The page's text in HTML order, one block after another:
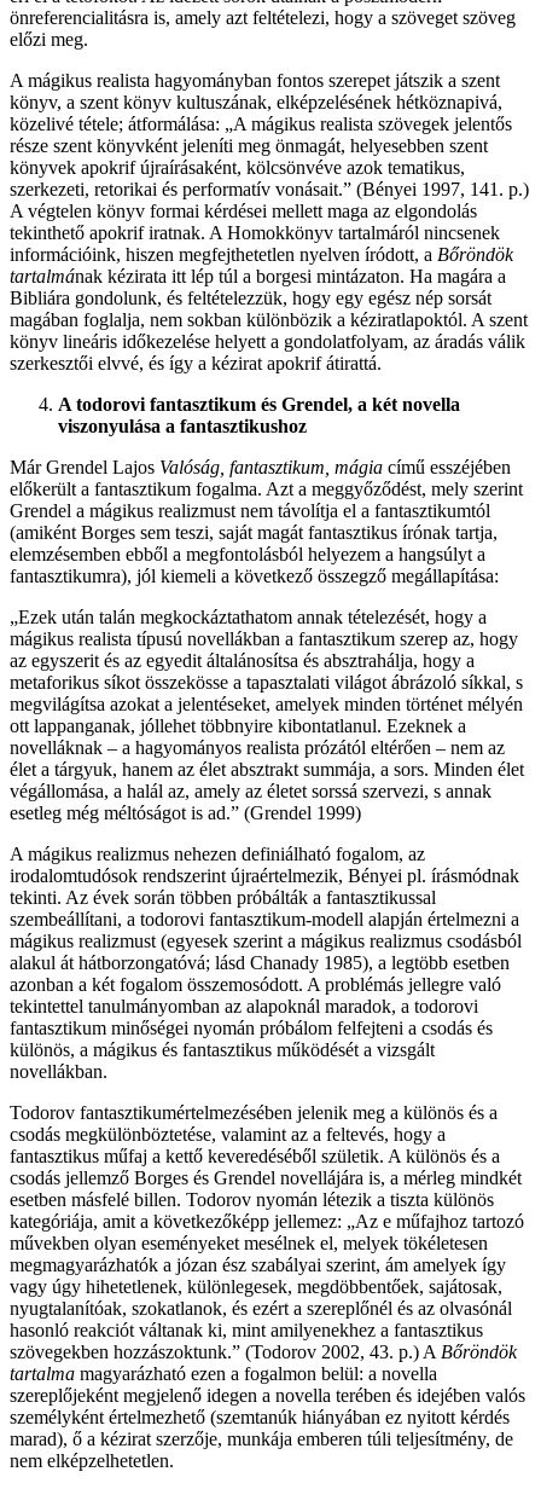
önreferencialitásra is, amely azt feltételezi, hogy a szöveget szöveg
előzi meg.
A mágikus realista hagyományban fontos szerepet játszik a szent
könyv, a szent könyv kultuszának, elképzelésének hétköznapivá,
közelivé tétele; átformálása: „A mágikus realista szövegek jelentős
része szent könyvként jeleníti meg önmagát, helyesebben szent
könyvek apokrif újraírásaként, kölcsönvéve azok tematikus,
szerkezeti, retorikai és performatív vonásait.” (Bényei 1997, 141. p.)
A végtelen könyv formai kérdései mellett maga az elgondolás
tekinthető apokrif iratnak. A Homokkönyv tartalmáról nincsenek
információink, hiszen megfejthetetlen nyelven íródott, a Bőröndök
tartalmának kézirata itt lép túl a borgesi mintázaton. Ha magára a
Bibliára gondolunk, és feltételezzük, hogy egy egész nép sorsát
magában foglalja, nem sokban különbözik a kéziratlapoktól. A szent
könyv lineáris időkezelése helyett a gondolatfolyam, az áradás válik
szerkesztői elvvé, és így a kézirat apokrif átirattá.
A todorovi fantasztikum és Grendel, a két novella
viszonyulása a fantasztikushoz
Már Grendel Lajos Valóság, fantasztikum, mágia című esszéjében
előkerült a fantasztikum fogalma. Azt a meggyőződést, mely szerint
Grendel a mágikus realizmust nem távolítja el a fantasztikumtól
(amiként Borges sem teszi, saját magát fantasztikus írónak tartja,
elemzésemben ebből a megfontolásból helyezem a hangsúlyt a
fantasztikumra), jól kiemeli a következő összegző megállapítása:
„Ezek után talán megkockáztathatom annak tételezését, hogy a
mágikus realista típusú novellákban a fantasztikum szerep az, hogy
az egyszerit és az egyedit általánosítsa és absztrahálja, hogy a
metaforikus síkot összekösse a tapasztalati világot ábrázoló síkkal, s
megvilágítsa azokat a jelentéseket, amelyek minden történet mélyén
ott lappanganak, jóllehet többnyire kibontatlanul. Ezeknek a
novelláknak – a hagyományos realista prózától eltérően – nem az
élet a tárgyuk, hanem az élet absztrakt summája, a sors. Minden élet
végállomása, a halál az, amely az életet sorssá szervezi, s annak
esetleg még méltóságot is ad.” (Grendel 1999)
A mágikus realizmus nehezen definiálható fogalom, az
irodalomtudósok rendszerint újraértelmezik, Bényei pl. írásmódnak
tekinti. Az évek során többen próbálták a fantasztikussal
szembeállítani, a todorovi fantasztikum-modell alapján értelmezni a
mágikus realizmust (egyesek szerint a mágikus realizmus csodásból
alakul át hátborzongatóvá; lásd Chanady 1985), a legtöbb esetben
azonban a két fogalom összemosódott. A problémás jellegre való
tekintettel tanulmányomban az alapoknál maradok, a todorovi
fantasztikum minőségei nyomán próbálom felfejteni a csodás és
különös, a mágikus és fantasztikus működését a vizsgált
novellákban.
Todorov fantasztikumértelmezésében jelenik meg a különös és a
csodás megkülönböztetése, valamint az a feltevés, hogy a
fantasztikus műfaj a kettő keveredéséből születik. A különös és a
csodás jellemző Borges és Grendel novellájára is, a mérleg mindkét
esetben másfelé billen. Todorov nyomán létezik a tiszta különös
kategóriája, amit a következőképp jellemez: „Az e műfajhoz tartozó
művekben olyan eseményeket mesélnek el, melyek tökéletesen
megmagyarázhatók a józan ész szabályai szerint, ám amelyek így
vagy úgy hihetetlenek, különlegesek, megdöbbentőek, sajátosak,
nyugtalanítóak, szokatlanok, és ezért a szereplőnél és az olvasónál
hasonló reakciót váltanak ki, mint amilyenekhez a fantasztikus
szövegekben hozzászoktunk.” (Todorov 2002, 43. p.) A Bőröndök
tartalma magyarázható ezen a fogalmon belül: a novella
szereplőjeként megjelenő idegen a novella terében és idejében valós
személyként értelmezhető (szemtanúk hiányában ez nyitott kérdés
marad), ő a kézirat szerzője, munkája emberen túli teljesítmény, de
nem elképzelhetetlen.